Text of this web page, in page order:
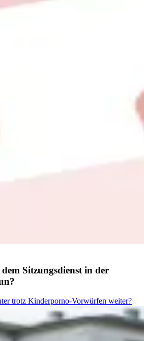
Sitzungsdienst in der
trotz Kinderporno-Vorwürfen weiter?